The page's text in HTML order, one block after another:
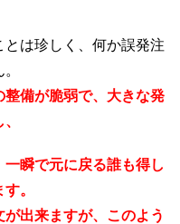
は珍しく、何か誤発注
整備が脆弱で、大きな発
瞬で元に戻る誰も得し
。
出来ますが、このよう